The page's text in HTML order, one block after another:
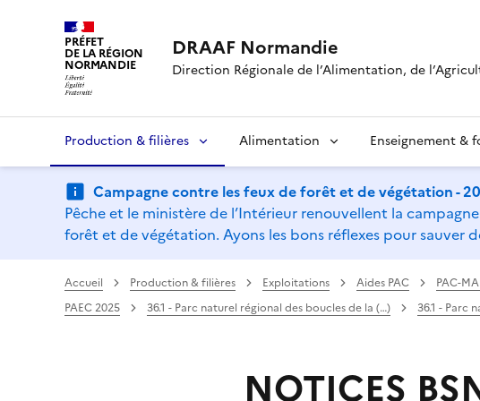
PRÉFET
DE LA RÉGION
NORMANDIE
DRAAF Normandie
Direction Régionale de l’Alimentation, de
Production & filières Alimentation Enseignement &
Campagne contre les feux de forêt et de végétation -
Pêche et le ministère de l’Intérieur renouvellent la
forêt et de végétation. Ayons les bons réflexes pour sauver
Accueil Production & filières Exploitations Aides PAC PAC-
PAEC 2025
36.1 - Parc naturel régional des boucles de la (…) 36.1 - Parc
NOTICES